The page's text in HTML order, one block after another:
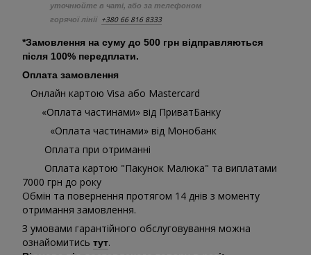
уточнюйте в чаті, або за телефоном
горячої лінії +380 66 816 8333
*Замовлення на суму до 500 грн відправляються
після 100% передплати.
Оплата замовлення
Онлайн картою Visa або Mastercard
«Оплата частинами» від ПриватБанку
«Оплата частинами» від Монобанк
Оплата при отриманні
Оплата картою "Пакунок Малюка" та виплатами
7000 грн до року
Обмін та повернення протягом 14 днів з моменту
отримання замовлення.
З умовами гарантійного обслуговування можна
ознайомитись тут.